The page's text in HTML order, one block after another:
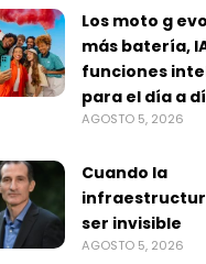
Los moto g
más batería,
funciones
para el día a
AGOSTO 5, 2026
Cuando la
ser invisible
AGOSTO 5, 2026